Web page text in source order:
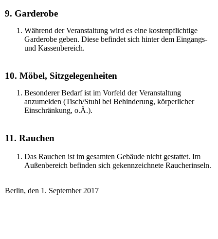
9. Garderobe
Während der Veranstaltung wird es eine kostenpflichtige
Garderobe geben. Diese befindet sich hinter dem Eingangs-
und Kassenbereich.
10. Möbel, Sitzgelegenheiten
Besonderer Bedarf ist im Vorfeld der Veranstaltung
anzumelden (Tisch/Stuhl bei Behinderung, körperlicher
Einschränkung, o.Ä.).
11. Rauchen
Das Rauchen ist im gesamten Gebäude nicht gestattet. Im
Außenbereich befinden sich gekennzeichnete Raucherinseln.
Berlin, den 1. September 2017